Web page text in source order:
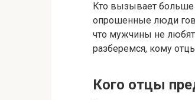
Кто вызывает
опрошенные люди
что мужчины не любят
разберемся, кому
Кого отцы